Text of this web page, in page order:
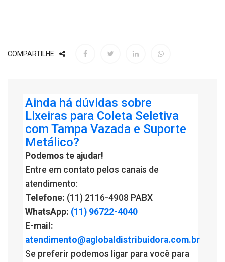
COMPARTILHE
Ainda há dúvidas sobre
Lixeiras para Coleta Seletiva
com Tampa Vazada e Suporte
Metálico?
Podemos te ajudar!
Entre em contato pelos canais de
atendimento:
Telefone: (11) 2116-4908 PABX
WhatsApp: (11) 96722-4040
E-mail:
atendimento@aglobaldistribuidora.com.br
Se preferir podemos ligar para você para